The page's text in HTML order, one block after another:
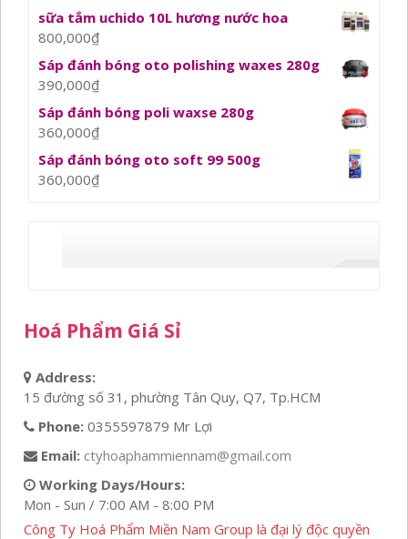
sữa tắm uchido 10L hương nước hoa
800,000₫
Sáp đánh bóng oto polishing waxes 280g
390,000₫
Sáp đánh bóng poli waxse 280g
360,000₫
Sáp đánh bóng oto soft 99 500g
360,000₫
Hoá Phẩm Giá Sỉ
Address:
15 đường số 31, phường Tân Quy, Q7, Tp.HCM
Phone: 0355597879 Mr Lợi
Email: ctyhoaphammiennam@gmail.com
Working Days/Hours:
Mon - Sun / 7:00 AM - 8:00 PM
Công Ty Hoá Phẩm Miền Nam Group là đại lý độc quyền